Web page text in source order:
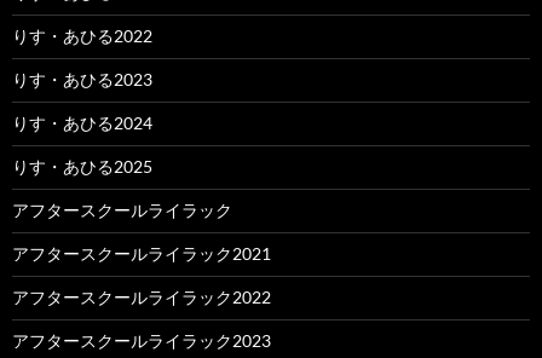
りす・あひる2022
りす・あひる2023
りす・あひる2024
りす・あひる2025
アフタースクールライラック
アフタースクールライラック2021
アフタースクールライラック2022
アフタースクールライラック2023